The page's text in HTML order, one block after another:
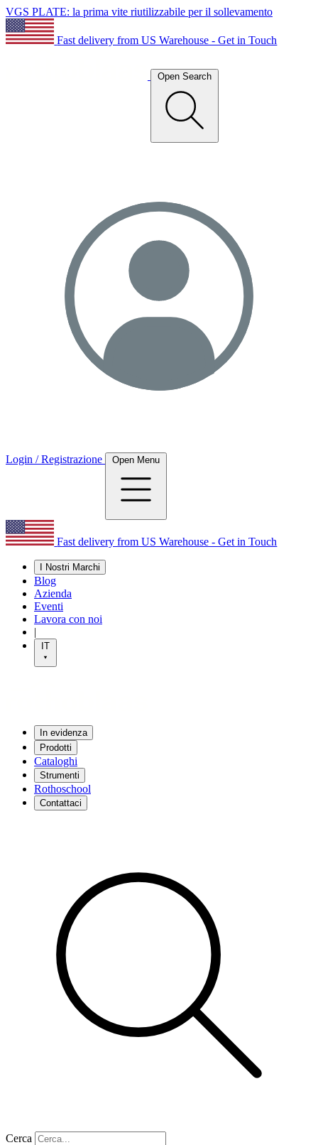
VGS PLATE: la prima vite riutilizzabile per il sollevamento
Fast delivery from US Warehouse - Get in Touch
Open Search
Login / Registrazione Open Menu
Fast delivery from US Warehouse - Get in Touch
I Nostri Marchi
Blog
Azienda
Eventi
Lavora con noi
|
IT
In evidenza
Prodotti
Cataloghi
Strumenti
Rothoschool
Contattaci
Cerca